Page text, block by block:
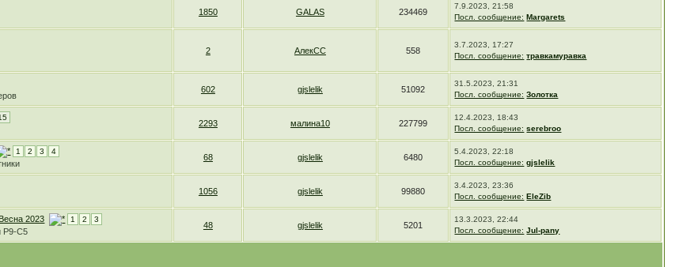
1850 GALAS 234469
7.9.2023, 21:58
Посл. сообщение: Margarets
2 АлекСС 558
3.7.2023, 17:27
Посл. сообщение: травкамуравка
602 gjslelik 51092
31.5.2023, 21:31
Посл. сообщение: Золотка
2293 малина10 227799
12.4.2023, 18:43
Посл. сообщение: serebroo
1 2 3 4
68 gjslelik 6480
5.4.2023, 22:18
Посл. сообщение: gjslelik
1056 gjslelik 99880
3.4.2023, 23:36
Посл. сообщение: EleZib
2023 1 2 3
Р9-С5
48 gjslelik 5201
13.3.2023, 22:44
Посл. сообщение: Jul-pany